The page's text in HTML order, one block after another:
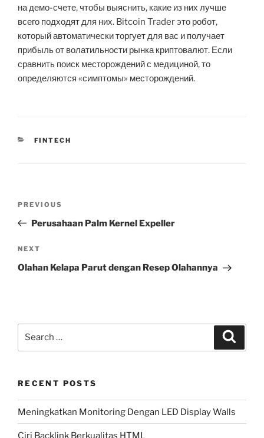
на демо-счете, чтобы выяснить, какие из них лучше
всего подходят для них. Bitcoin Trader это робот,
который автоматически торгует для вас и получает
прибыль от волатильности рынка криптовалют. Если
сравнить поиск месторождений с медициной, то
определяются «симптомы» месторождений.
CATEGORIES
FINTECH
Previous
Post
PREVIOUS
Perusahaan Palm Kernel Expeller
Next
Post
NEXT
Olahan Kelapa Parut dengan Resep Olahannya
RECENT POSTS
Meningkatkan Monitoring Dengan LED Display Walls
Ciri Backlink Berkualitas HTML